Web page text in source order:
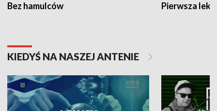
Bez hamulców Pierwsza
KIEDYŚ NA NASZEJ ANTENIE